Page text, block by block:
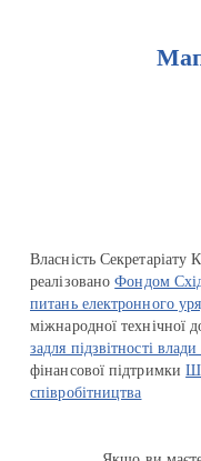
Власність Секретаріату
реалізованоФондом
питань електронного
міжнародної технічної
задля підзвітності
фінансової підтримки
співробітництва